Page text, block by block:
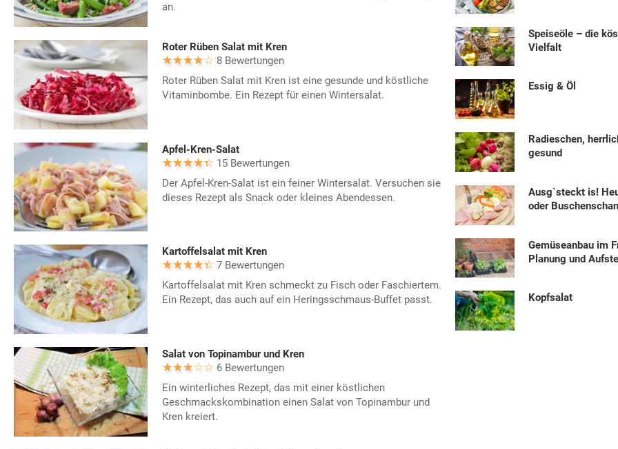
an.
Roter Rüben Salat mit Kren
8 Bewertungen
Roter Rüben Salat mit Kren ist eine gesunde und köstliche
Vitaminbombe. Ein Rezept für einen Wintersalat.
Apfel-Kren-Salat
15 Bewertungen
Der Apfel-Kren-Salat ist ein feiner Wintersalat. Versuchen sie
dieses Rezept als Snack oder kleines Abendessen.
Kartoffelsalat mit Kren
7 Bewertungen
Kartoffelsalat mit Kren schmeckt zu Fisch oder Faschiertem.
Ein Rezept, das auch auf ein Heringsschmaus-Buffet passt.
Salat von Topinambur und Kren
6 Bewertungen
Ein winterliches Rezept, das mit einer köstlichen
Geschmackskombination einen Salat von Topinambur und
Kren kreiert.
Speiseöle – die
Vielfalt
Essig & Öl
Radieschen,
gesund
Ausg`steckt is!
oder
Gemüseanbau im
Planung und
Kopfsalat